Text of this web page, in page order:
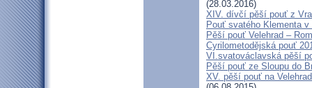
(28.03.2016)
XIV. dívčí pěší pouť z
Pouť svatého Klementa
Pěší pouť Velehrad –
Cyrilometodějská pouť
VI.svatováclavská pěší
Pěší pouť ze Sloupu do
XV. pěší pouť na